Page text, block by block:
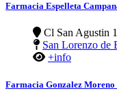
Farmacia Espelleta
Cl San Agustin
San Lorenzo de
+info
Farmacia Gonzalez Moreno